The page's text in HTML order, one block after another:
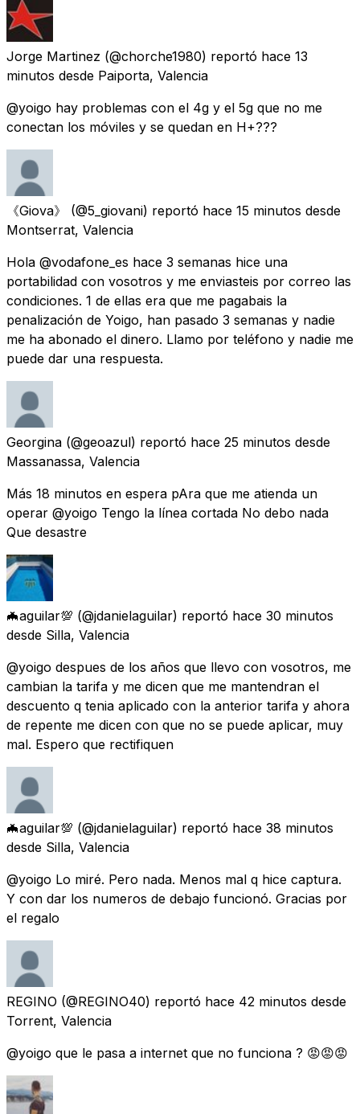
Jorge Martinez (@chorche1980) reportó hace 13
minutos desde Paiporta, Valencia
@yoigo hay problemas con el 4g y el 5g que no me
conectan los móviles y se quedan en H+???
《Giova》 (@5_giovani) reportó hace 15 minutos desde
Montserrat, Valencia
Hola @vodafone_es hace 3 semanas hice una
portabilidad con vosotros y me enviasteis por correo las
condiciones. 1 de ellas era que me pagabais la
penalización de Yoigo, han pasado 3 semanas y nadie
me ha abonado el dinero. Llamo por teléfono y nadie me
puede dar una respuesta.
Georgina (@geoazul) reportó hace 25 minutos desde
Massanassa, Valencia
Más 18 minutos en espera pAra que me atienda un
operar @yoigo Tengo la línea cortada No debo nada
Que desastre
🦇aguilar💯 (@jdanielaguilar) reportó hace 30 minutos
desde Silla, Valencia
@yoigo despues de los años que llevo con vosotros, me
cambian la tarifa y me dicen que me mantendran el
descuento q tenia aplicado con la anterior tarifa y ahora
de repente me dicen con que no se puede aplicar, muy
mal. Espero que rectifiquen
🦇aguilar💯 (@jdanielaguilar) reportó hace 38 minutos
desde Silla, Valencia
@yoigo Lo miré. Pero nada. Menos mal q hice captura.
Y con dar los numeros de debajo funcionó. Gracias por
el regalo
REGINO (@REGINO40) reportó hace 42 minutos desde
Torrent, Valencia
@yoigo que le pasa a internet que no funciona ? 😡😡😡